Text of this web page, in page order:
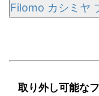
Filomo カシミヤ
取り外し可能な